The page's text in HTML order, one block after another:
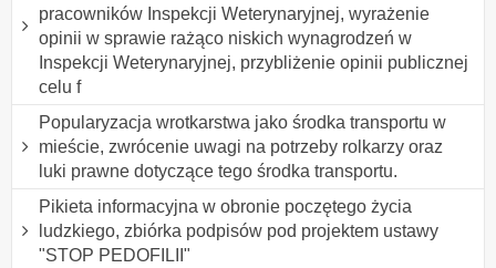
pracowników Inspekcji Weterynaryjnej, wyrażenie
opinii w sprawie rażąco niskich wynagrodzeń w
Inspekcji Weterynaryjnej, przybliżenie opinii publicznej
celu f
Popularyzacja wrotkarstwa jako środka transportu w
mieście, zwrócenie uwagi na potrzeby rolkarzy oraz
luki prawne dotyczące tego środka transportu.
Pikieta informacyjna w obronie poczętego życia
ludzkiego, zbiórka podpisów pod projektem ustawy
"STOP PEDOFILII"